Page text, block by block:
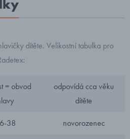
dítěte. Velikostní tabulka pro
= obvod
odpovídá cca věku
dítěte
38 novorozenec